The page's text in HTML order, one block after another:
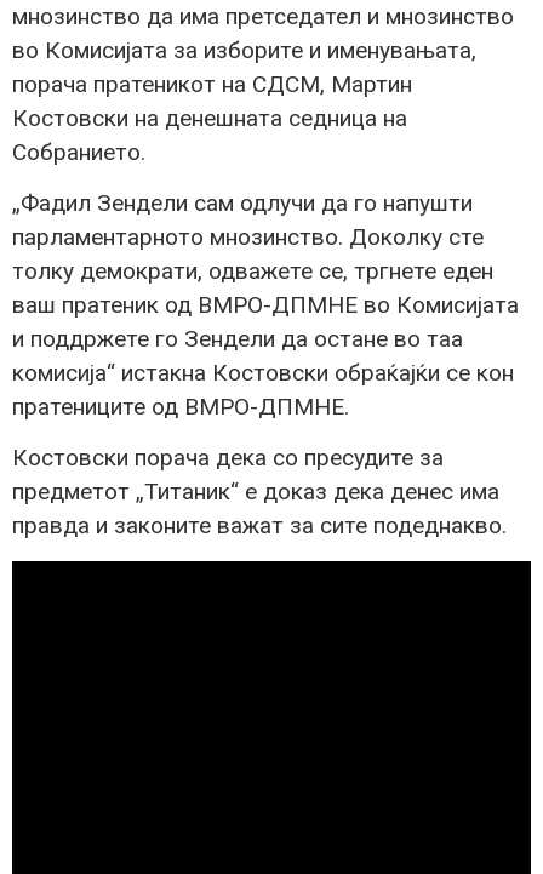
мнозинство да има претседател и мнозинство
во Комисијата за изборите и именувањата,
порача пратеникот на СДСМ, Мартин
Костовски на денешната седница на
Собранието.
„Фадил Зендели сам одлучи да го напушти
парламентарното мнозинство. Доколку сте
толку демократи, одважете се, тргнете еден
ваш пратеник од ВМРО-ДПМНЕ во Комисијата
и поддржете го Зендели да остане во таа
комисија“ истакна Костовски обраќајќи се кон
пратениците од ВМРО-ДПМНЕ.
Костовски порача дека со пресудите за
предметот „Титаник“ е доказ дека денес има
правда и законите важат за сите подеднакво.